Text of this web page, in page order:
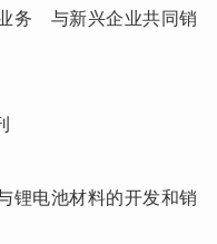
务 与新兴企业共同销
电池材料的开发和销